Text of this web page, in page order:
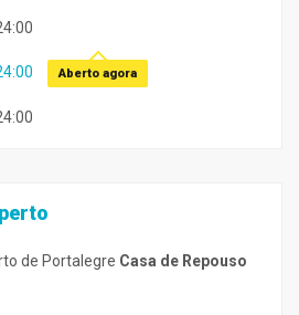
Aberto agora
de Portalegre Casa de Repouso